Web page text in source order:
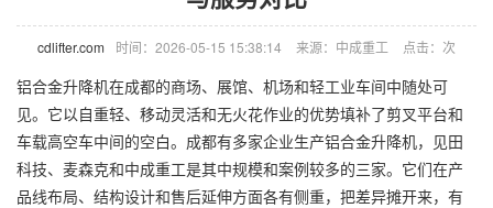
cdlifter.com 时间：2026-05-15 15:38:14 来源：中成重工 点击： 次
铝合金升降机在成都的商场、展馆、机场和轻工业车间中随处可
见。它以自重轻、移动灵活和无火花作业的优势填补了剪叉平台和
车载高空车中间的空白。成都有多家企业生产铝合金升降机，见田
科技、麦森克和中成重工是其中规模和案例较多的三家。它们在产
品线布局、结构设计和售后延伸方面各有侧重，把差异摊开来，有